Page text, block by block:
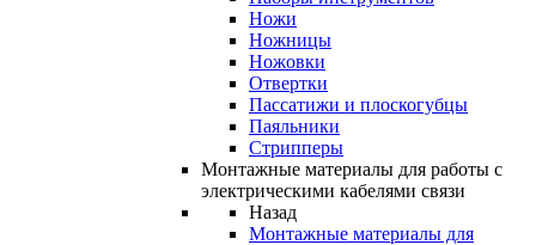
Ножи
Ножницы
Ножовки
Отвертки
Пассатижи и плоскогубцы
Паяльники
Стрипперы
Монтажные материалы для работы с
электрическими кабелями связи
Назад
Монтажные материалы для